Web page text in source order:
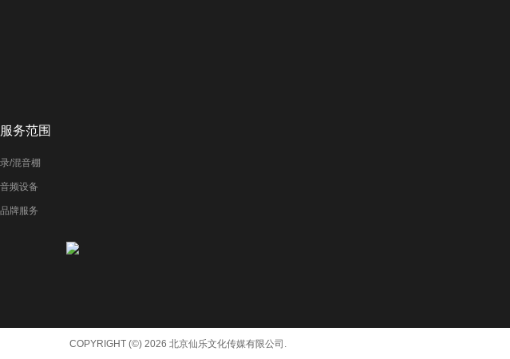
服务范围
录/混音棚
音频设备
品牌服务
COPYRIGHT (©) 2026 北京仙乐文化传媒有限公司.